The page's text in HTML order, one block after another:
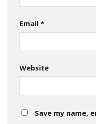
Email *
Website
Save my name,